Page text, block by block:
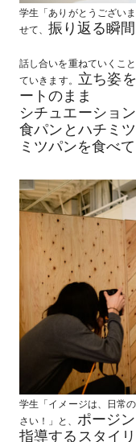
学生「ありがとうござい
せて、 振り返る瞬
話し合いを重ねていくこ
ていきます。 立ち姿
ートのまま
シチュエーショ
食パンとハチミ
ミツパンを食べ
学生「イメージは、日常
さい！」と、 ポージ
指導するスタイ